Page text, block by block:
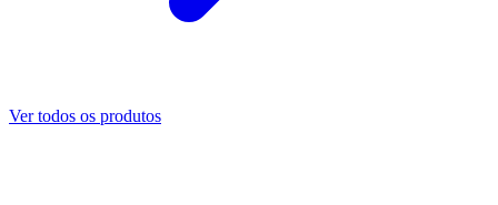
Ver todos os produtos